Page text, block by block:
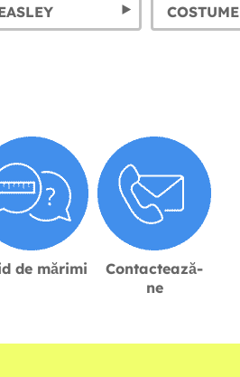
de mărimi
Contactează-
ne